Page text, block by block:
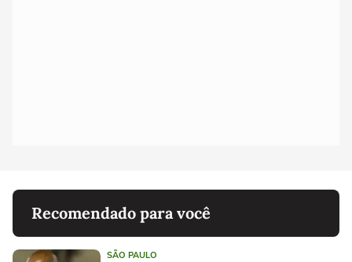
Recomendado para você
SÃO PAULO